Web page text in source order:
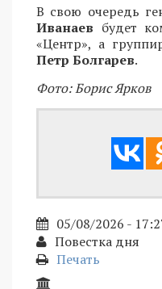
В свою очередь
Иванаев будет
«Центр», а
Петр Болгарев.
Фото: Борис Ярков
05/08/2026 -
Повестка дня
Печать